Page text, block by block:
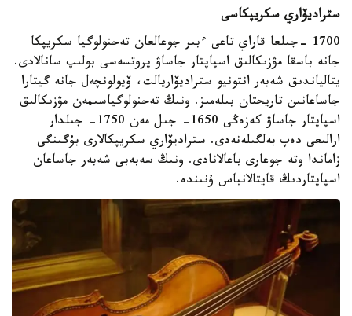
ستراديۆاري سكريپكاسى
1700 -جىلعا قاراي تاعى ءبىر جوعالعان تەحنولوگيا سكريپكا
جانە باسقا مۋزىكالىق اسپاپتار جاساۋ پروتسەسى بولىپ سانالادى.
يتالياندىق شەبەر انتونيو ستراديۆاريالت، ۆيولونچەل جانە گيتارا
جاساعانىن تاريحتان بىلەمىز. ونىڭ تەحنولوگياسىمەن مۋزىكالىق
اسپاپتار جاساۋ كەزەڭى 1650- جىل مەن 1750- جىلدار
ارالىعى دەپ بەلگىلەنەدى. ستراديۆاري سكريپكالارى بۇگىنگى
زاماندا وتە جوعارى باعالانادى. ونىڭ سەبەبى شەبەر جاساعان
اسپاپتاردىڭ قايتالانباس ۇنىندە.